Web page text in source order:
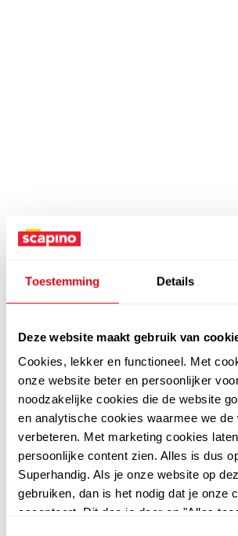
Toestemming Details
Deze website maakt gebruik van
Cookies, lekker en functioneel. Met
onze website beter en persoonlijker
noodzakelijke cookies die de website
en analytische cookies waarmee we de
verbeteren. Met marketing cookies
persoonlijke content zien. Alles is dus
Superhandig. Als je onze website op
gebruiken, dan is het nodig dat je onze
accepteert. Dit doe je door op "Alles